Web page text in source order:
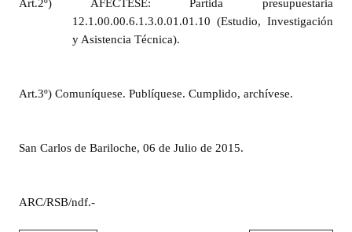
Art.2º) AFECTESE: Partida presupuestaria
12.1.00.00.6.1.3.0.01.01.10 (Estudio, Investigación
y Asistencia Técnica).
Art.3º) Comuníquese. Publíquese. Cumplido, archívese.
San Carlos de Bariloche, 06 de Julio de 2015.
ARC/RSB/ndf.-